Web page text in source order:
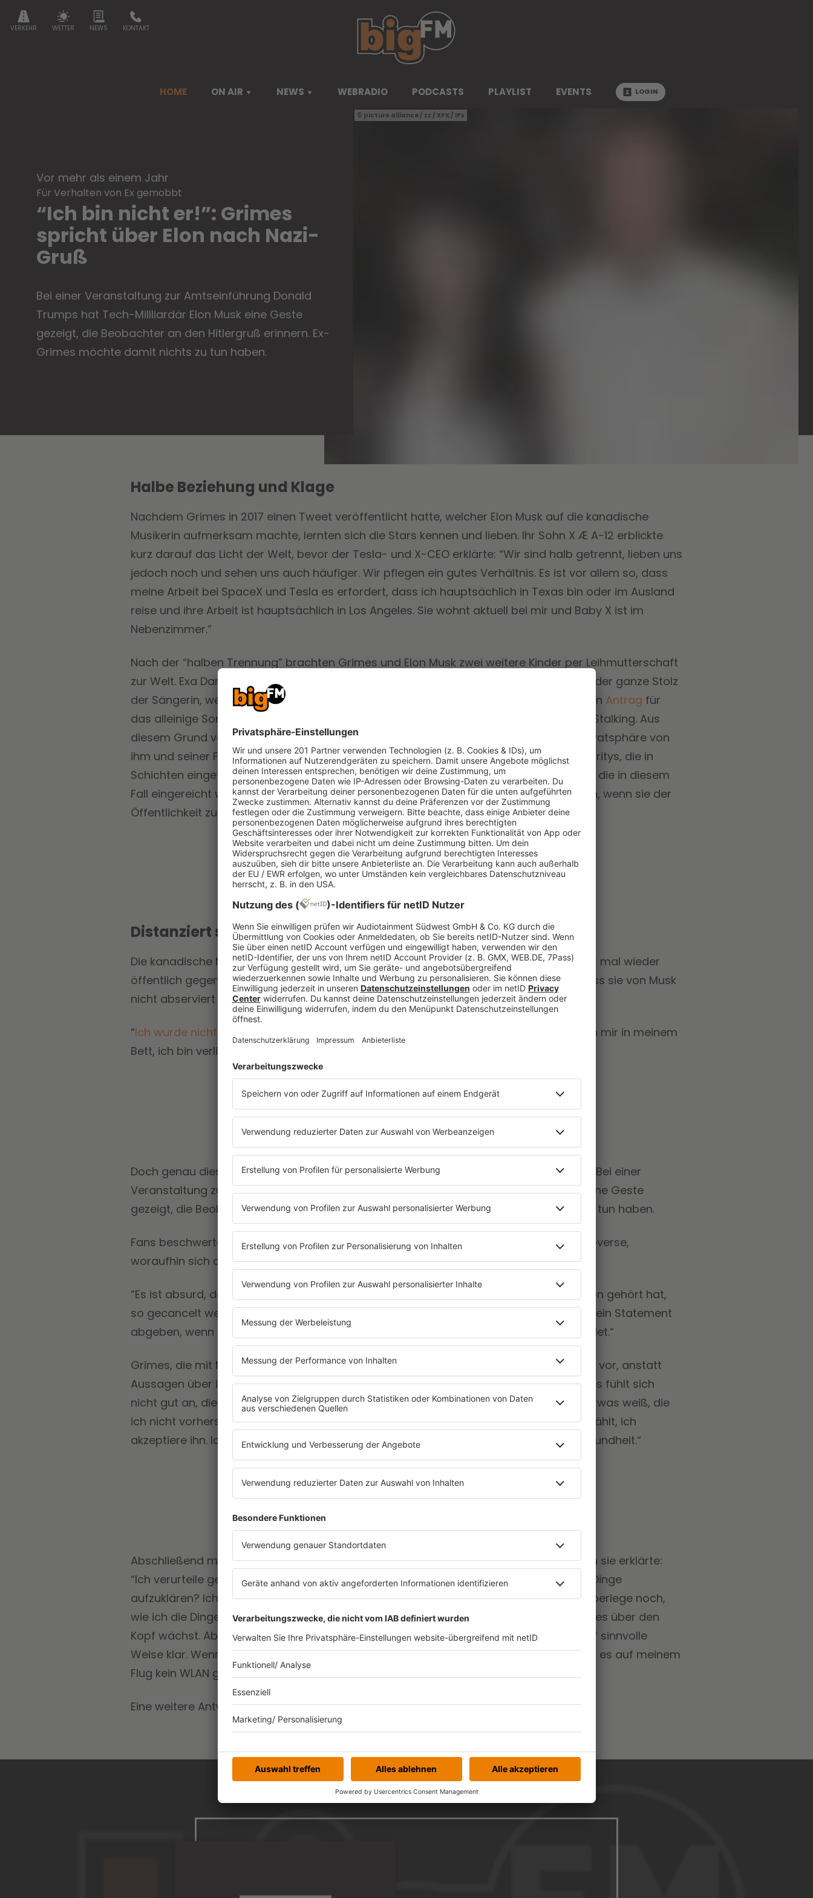
VERKEHR WETTER NEWS KONTAKT
HOME ON AIR NEWS WEBRADIO PODCASTS PLAYLIST EVENTS LOGIN
picture alliance / zz / XPX / IPx
vor mehr als einem Jahr
Für Verhalten von Ex gemobbt
“Ich bin nicht er!”: Grimes
spricht über Elon nach Nazi-
Gruß
Bei einer Veranstaltung zur Amtseinführung Donald
Trumps hat Tech-Millliardär Elon Musk eine Geste
gezeigt, die Beobachter an den Hitlergruß erinnern. Ex-
Grimes möchte damit nichts zu tun haben.
Halbe Beziehung und Klage
Nachdem Grimes in 2017 einen Tweet veröffentlicht hatte, welcher Elon Musk auf die kanadische
Musikerin aufmerksam machte, lernten sich die Stars kennen und lieben. Ihr Sohn X Æ A-12 erblickte
kurz darauf das Licht der Welt, bevor der Tesla- und X-CEO erklärte: “Wir sind halb getrennt, lieben uns
jedoch noch und sehen uns auch häufiger. Wir pflegen ein gutes Verhältnis. Es ist vor allem so, dass
meine Arbeit bei SpaceX und Tesla es erfordert, dass ich hauptsächlich in Texas bin oder im Ausland
reise und ihre Arbeit ist hauptsächlich in Los Angeles. Sie wohnt aktuell bei mir und Baby X ist im
Nebenzimmer.”
Nach der “halben Trennung” brachten Grimes und Elon Musk zwei weitere Kinder per Leihmutterschaft
zur Welt. Exa Dark Sideræl Musk, kurz Y, und
, kurz Tau, sind seither der ganze Stolz
der Sängerin, welche sich vor Gericht erklären musste. Schließlich hatte Elon Musk einen Antrag für
das alleinige Sorgerecht eingereicht.
: “Es gab früher bereits Vorfälle von Stalking. Aus
diesem Grund verfügt Musk über ein Team von Bodyguards, um die Sicherheit und Privatsphäre von
ihm und seiner Familie gewährleisten zu können. Es gibt einen Stab von mehreren Securitys, die in
Schichten eingeteilt sind, um Musk und seine Familie zu beschützen. Die Informationen, die in diesem
Fall eingereicht werden, könnten die Sicherheit von Musk und seinen Kindern gefährden, wenn sie der
Öffentlichkeit zugänglich gemacht werden.
Distanziert sich von Elon Musk
Die kanadische Musikerin lebt seither ein Leben als dreifache Mutter und schoss immer mal wieder
öffentlich gegen ihren Ex und den Vater ihrer drei Kinder. Passend dazu erklärte sie, dass sie von Musk
nicht abserviert worden war, sondern schrieb via X:
“Ich wurde nicht ‘abserviert’
. Ich bin abgehauen. Mein wunderbares Baby schläft neben mir in meinem
Bett, ich bin verliebt. Ich bereue nichts. Das Leben ist so schön, wie du es dir wünschst.”
Doch genau dieses schöne Leben scheint aktuell für Grimes zum Albtraum zu werden: Bei einer
Veranstaltung zur Amtseinführung von Donald Trump hat Tech-Millliardär Elon Musk eine Geste
gezeigt, die Beobachter an den Hitlergruß erinnern. Ex-Grimes möchte damit nichts zu tun haben.
Fans beschwerten sich bei der Sängerin über Musks Eskapaden und die jüngste Kontroverse,
woraufhin sich die Kanadierin selbst zu Wort melden musste.
“Es ist absurd, dass jemand für etwas, das sein Ex getan hat, bevor er überhaupt davon gehört hat,
so gecancelt werden kann“, textete Grimes. “Ich bin nicht er. Ich werde nicht jedes Mal ein Statement
abgeben, wenn er etwas macht. Ich kann nur Liebe in eine Welt zurückschicken, die leidet.“
Grimes, die mit Musk drei Kinder hat, sagte, sie ziehe “das Wohlergehen meiner Kinder“ vor, anstatt
Aussagen über ihren ehemaligen Lebensgefährten zu machen. “Ich verspreche euch, es fühlt sich
nicht gut an, die ganze Zeit für Dinge gehasst zu werden, von denen ich nicht einmal etwas weiß, die
ich nicht vorhersagen und nicht kontrollieren kann. Dennoch habe ich diesen Weg gewählt, ich
akzeptiere ihn. Ich mache das Beste daraus und wünsche allen einfach Glück und Gesundheit.“
Abschließend meldete sich Grimes noch zu einem weiterenTweetzu Wort, in welchem sie erklärte:
“Ich verurteile gerne den Naziismus – und die extremen Rechts. Würde das helfen, die Dinge
aufzuklären? Ich komme gerade vom Frühstück und muss einen Flug erwischen und überlege noch,
wie ich die Dinge diplomatisch angehen soll, weil ich das Gefühl habe, dass mir das alles über den
Kopf wächst. Aber wenn es diesbezüglich Bedenken gibt, stelle ich die Sache gerne auf sinnvolle
Weise klar. Wenn ich in den nächsten fünf Stunden nicht antworte, liegt es daran, dass es auf meinem
Flug kein WLAN gibt.“
Eine weitere Antwort darauf hat Grimes am Ende nicht gegeben.